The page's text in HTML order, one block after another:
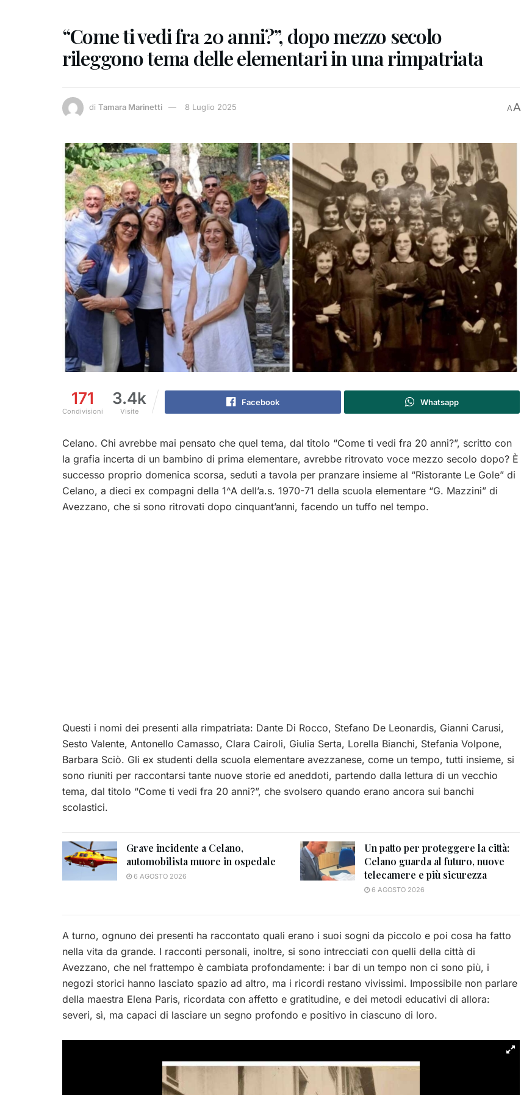
“Come ti vedi fra 20 anni?”, dopo mezzo secolo
rileggono tema delle elementari in una rimpatriata
di Tamara Marinetti 8 Luglio 2025 AA
171
Condivisioni
3.4k
Visite
Facebook Whatsapp
Celano. Chi avrebbe mai pensato che quel tema, dal titolo “Come ti vedi fra 20 anni?”, scritto con
la grafia incerta di un bambino di prima elementare, avrebbe ritrovato voce mezzo secolo dopo? È
successo proprio domenica scorsa, seduti a tavola per pranzare insieme al “Ristorante Le Gole” di
Celano, a dieci ex compagni della 1^A dell’a.s. 1970-71 della scuola elementare “G. Mazzini” di
Avezzano, che si sono ritrovati dopo cinquant’anni, facendo un tuffo nel tempo.
Questi i nomi dei presenti alla rimpatriata: Dante Di Rocco, Stefano De Leonardis, Gianni Carusi,
Sesto Valente, Antonello Camasso, Clara Cairoli, Giulia Serta, Lorella Bianchi, Stefania Volpone,
Barbara Sciò. Gli ex studenti della scuola elementare avezzanese, come un tempo, tutti insieme, si
sono riuniti per raccontarsi tante nuove storie ed aneddoti, partendo dalla lettura di un vecchio
tema, dal titolo “Come ti vedi fra 20 anni?”, che svolsero quando erano ancora sui banchi
scolastici.
Grave incidente a Celano,
automobilista muore in ospedale
6 AGOSTO 2026
Un patto per proteggere la città:
Celano guarda al futuro, nuove
telecamere e più sicurezza
6 AGOSTO 2026
A turno, ognuno dei presenti ha raccontato quali erano i suoi sogni da piccolo e poi cosa ha fatto
nella vita da grande. I racconti personali, inoltre, si sono intrecciati con quelli della città di
Avezzano, che nel frattempo è cambiata profondamente: i bar di un tempo non ci sono più, i
negozi storici hanno lasciato spazio ad altro, ma i ricordi restano vivissimi. Impossibile non parlare
della maestra Elena Paris, ricordata con affetto e gratitudine, e dei metodi educativi di allora:
severi, sì, ma capaci di lasciare un segno profondo e positivo in ciascuno di loro.